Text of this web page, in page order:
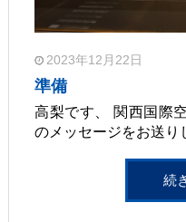
2023年12月22日
準備
高梨です、 関西国際
のメッセージをお送
続